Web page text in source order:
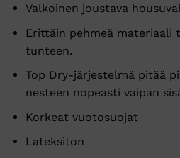
Valkoinen joustava
Erittäin pehmeä materiaali
tunteen.
Top Dry-järjestelmä pitää
nesteen nopeasti vaipan
Korkeat vuotosuojat
Lateksiton